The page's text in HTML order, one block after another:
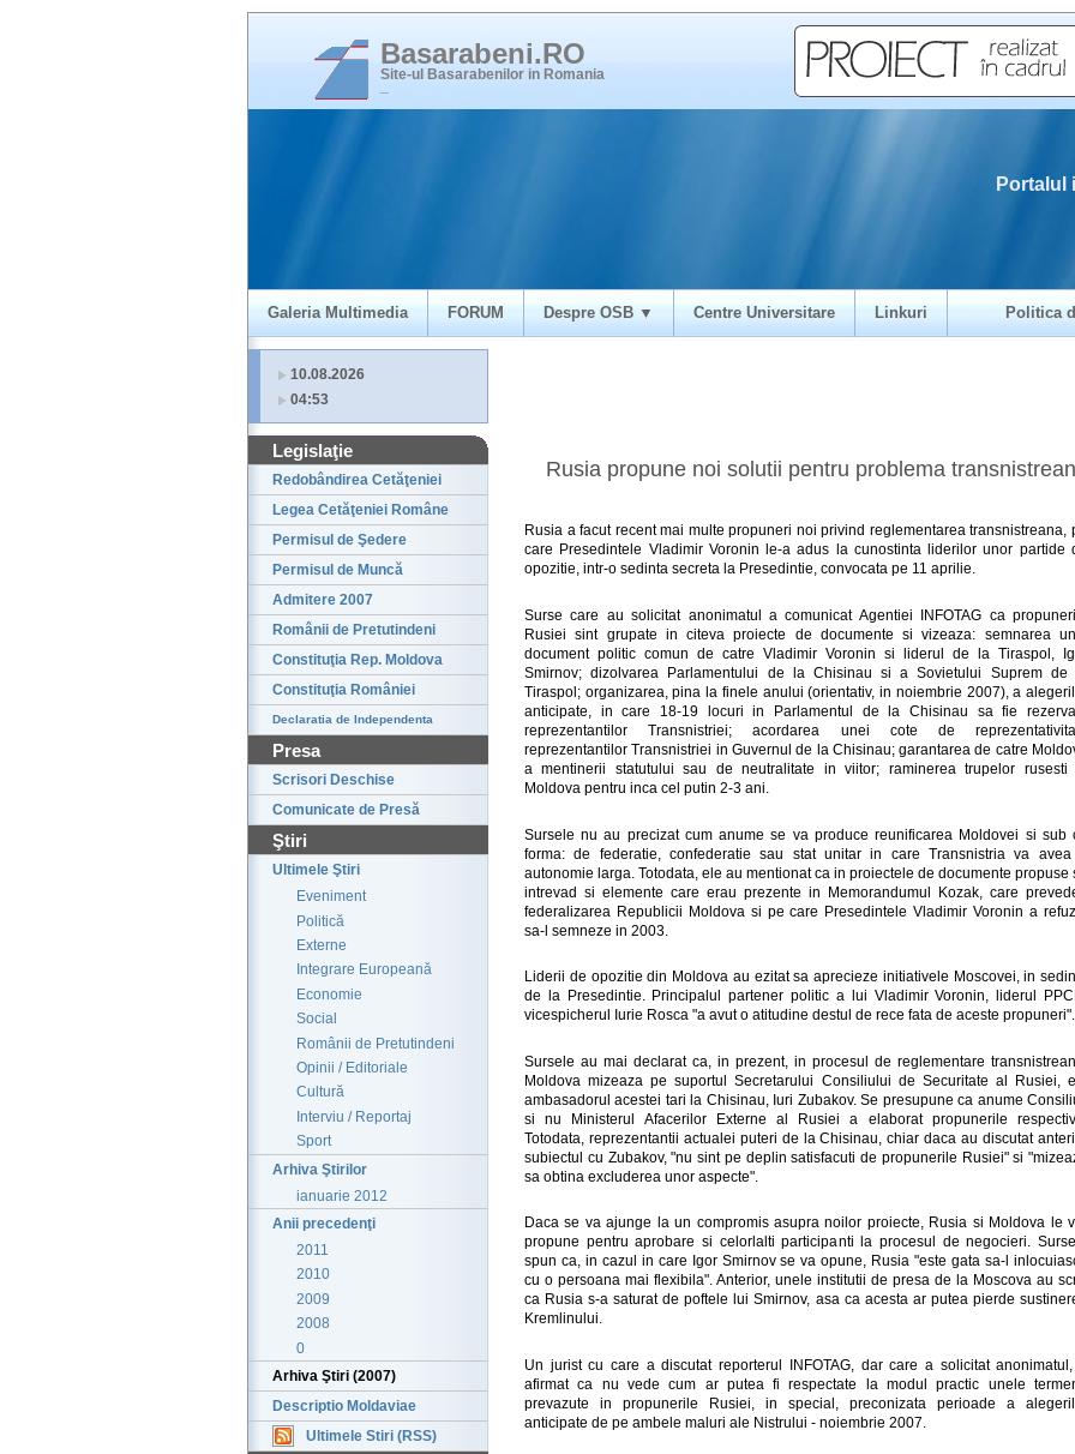
Basarabeni.RO
Site-ul Basarabenilor in Romania
Portalul
Galeria Multimedia FORUM Despre OSB ▼ Centre Universitare Linkuri Politica
10.08.2026
04:53
Legislaţie
Redobândirea Cetăţeniei
Legea Cetăţeniei Române
Permisul de Şedere
Permisul de Muncă
Admitere 2007
Românii de Pretutindeni
Constituţia Rep. Moldova
Constituţia României
Declaratia de Independenta
Presa
Scrisori Deschise
Comunicate de Presă
Ştiri
Ultimele Ştiri
Eveniment
Politică
Externe
Integrare Europeană
Economie
Social
Românii de Pretutindeni
Opinii / Editoriale
Cultură
Interviu / Reportaj
Sport
Arhiva Ştirilor
ianuarie 2012
Anii precedenţi
2011
2010
2009
2008
0
Arhiva Ştiri (2007)
Descriptio Moldaviae
Ultimele Stiri (RSS)
Rusia propune noi solutii pentru problema
Rusia a facut recent mai multe propuneri noi privind reglementarea transnistreana,
care Presedintele Vladimir Voronin le-a adus la cunostinta liderilor unor partide
opozitie, intr-o sedinta secreta la Presedintie, convocata pe 11 aprilie.
Surse care au solicitat anonimatul a comunicat Agentiei INFOTAG ca
Rusiei sint grupate in citeva proiecte de documente si vizeaza: semnarea
document politic comun de catre Vladimir Voronin si liderul de la Tiraspol,
Smirnov; dizolvarea Parlamentului de la Chisinau si a Sovietului Suprem de
Tiraspol; organizarea, pina la finele anului (orientativ, in noiembrie 2007), a
anticipate, in care 18-19 locuri in Parlamentul de la Chisinau sa fie
reprezentantilor Transnistriei; acordarea unei cote de
reprezentantilor Transnistriei in Guvernul de la Chisinau; garantarea de catre
a mentinerii statutului sau de neutralitate in viitor; raminerea trupelor rusesti
Moldova pentru inca cel putin 2-3 ani.
Sursele nu au precizat cum anume se va produce reunificarea Moldovei si sub
forma: de federatie, confederatie sau stat unitar in care Transnistria va
autonomie larga. Totodata, ele au mentionat ca in proiectele de documente propuse
intrevad si elemente care erau prezente in Memorandumul Kozak, care
federalizarea Republicii Moldova si pe care Presedintele Vladimir Voronin a
sa-l semneze in 2003.
Liderii de opozitie din Moldova au ezitat sa aprecieze initiativele Moscovei, in
de la Presedintie. Principalul partener politic a lui Vladimir Voronin, liderul
vicespicherul Iurie Rosca "a avut o atitudine destul de rece fata de aceste propuneri".
Sursele au mai declarat ca, in prezent, in procesul de reglementare
Moldova mizeaza pe suportul Secretarului Consiliului de Securitate al Rusiei,
ambasadorul acestei tari la Chisinau, Iuri Zubakov. Se presupune ca anume
si nu Ministerul Afacerilor Externe al Rusiei a elaborat propunerile
Totodata, reprezentantii actualei puteri de la Chisinau, chiar daca au discutat
subiectul cu Zubakov, "nu sint pe deplin satisfacuti de propunerile Rusiei" si
sa obtina excluderea unor aspecte".
Daca se va ajunge la un compromis asupra noilor proiecte, Rusia si Moldova le
propune pentru aprobare si celorlalti participanti la procesul de negocieri.
spun ca, in cazul in care Igor Smirnov se va opune, Rusia "este gata sa-l
cu o persoana mai flexibila". Anterior, unele institutii de presa de la Moscova au
ca Rusia s-a saturat de poftele lui Smirnov, asa ca acesta ar putea pierde
Kremlinului.
Un jurist cu care a discutat reporterul INFOTAG, dar care a solicitat
afirmat ca nu vede cum ar putea fi respectate la modul practic unele
prevazute in propunerile Rusiei, in special, preconizata perioade a
anticipate de pe ambele maluri ale Nistrului - noiembrie 2007.